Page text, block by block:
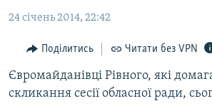
основної
Перейти
пошуку
БЛОГИ
ПОГЛЯД
ІНТЕРВ'Ю
24 січень 2014, 22:42
Поділитись Читати без VPN
Євромайданівці Рівного, які
скликання сесії обласної ради,